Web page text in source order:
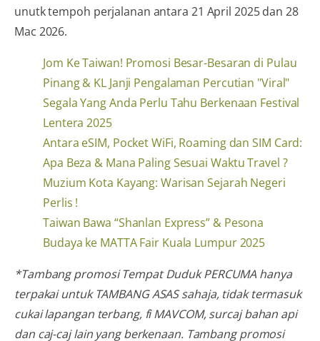
unutk tempoh perjalanan antara 21 April 2025 dan 28
Mac 2026.
Jom Ke Taiwan! Promosi Besar-Besaran di Pulau
Pinang & KL Janji Pengalaman Percutian "Viral"
Segala Yang Anda Perlu Tahu Berkenaan Festival
Lentera 2025
Antara eSIM, Pocket WiFi, Roaming dan SIM Card:
Apa Beza & Mana Paling Sesuai Waktu Travel ?
Muzium Kota Kayang: Warisan Sejarah Negeri
Perlis !
Taiwan Bawa “Shanlan Express” & Pesona
Budaya ke MATTA Fair Kuala Lumpur 2025
*Tambang promosi Tempat Duduk PERCUMA hanya
terpakai untuk TAMBANG ASAS sahaja, tidak termasuk
cukai lapangan terbang, fi MAVCOM, surcaj bahan api
dan caj-caj lain yang berkenaan. Tambang promosi